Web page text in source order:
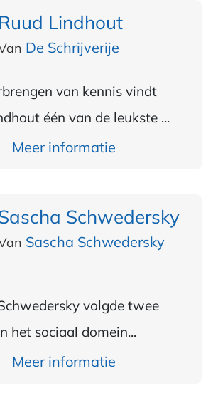
Ruud Lindhout
De Schrijverije
van kennis vindt
één van de leukste ...
Meer informatie
Schwedersky
Sascha Schwedersky
volgde twee
het sociaal domein...
Meer informatie